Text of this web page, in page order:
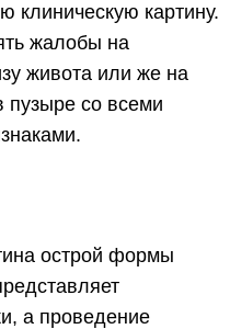
клиническую картину.
жалобы на
живота или же на
пузыре со всеми
острой формы
а проведение